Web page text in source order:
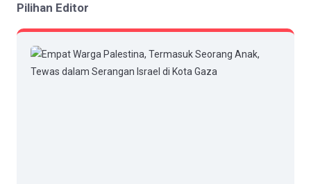
Pilihan Editor